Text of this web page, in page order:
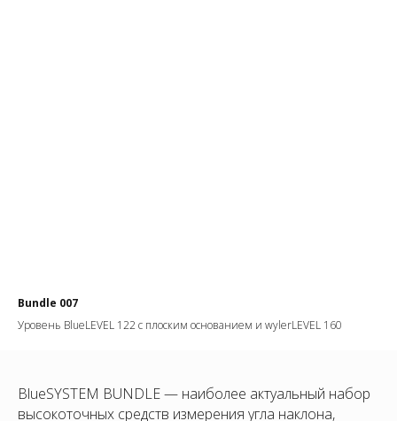
Bundle 007
Уровень BlueLEVEL 122 с плоским основанием и wylerLEVEL 160
BlueSYSTEM BUNDLE — наиболее актуальный набор
высокоточных средств измерения угла наклона,